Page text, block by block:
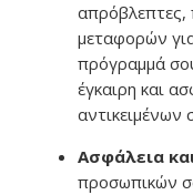
απρόβλεπτες,
μεταφορών
πρόγραμμά
έγκαιρη και
αντικειμένων
Ασφάλεια
προσωπικών